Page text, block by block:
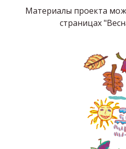
Материалы проекта
страницах